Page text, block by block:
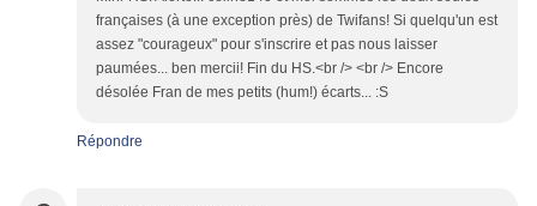
françaises (à une exception près) de Twifans! Si quelqu'un est
assez "courageux" pour s'inscrire et pas nous laisser
paumées... ben mercii! Fin du HS.<br /> <br /> Encore
désolée Fran de mes petits (hum!) écarts... :S
Répondre